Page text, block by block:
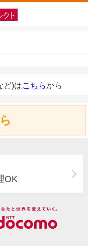
ど)はこちらから
OK